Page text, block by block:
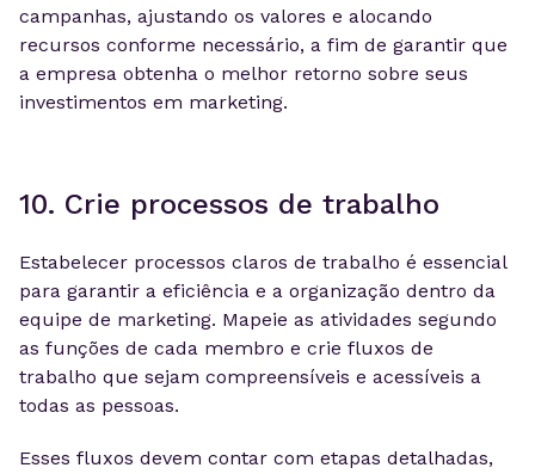
campanhas, ajustando os valores e alocando
recursos conforme necessário, a fim de garantir que
a empresa obtenha o melhor retorno sobre seus
investimentos em marketing.
10. Crie processos de trabalho
Estabelecer processos claros de trabalho é essencial
para garantir a eficiência e a organização dentro da
equipe de marketing. Mapeie as atividades segundo
as funções de cada membro e crie fluxos de
trabalho que sejam compreensíveis e acessíveis a
todas as pessoas.
Esses fluxos devem contar com etapas detalhadas,